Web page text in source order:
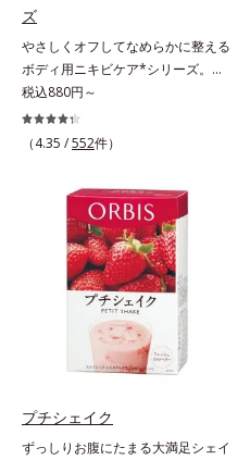
ズ
やさしくオフしてなめらかに整える
ボディ用ニキビケア*シリーズ。背
中や胸元は皮脂が多く、意外とニキ
ビのできやすい部分です。顔と背中
では皮膚の厚みが違うから、すべす
スではボディのニキビケア(*)のため
に、たっぷりの泡でやさしく洗う洗
浄料と、手軽にシュッとひと吹きで
きるスプレータイプのローションの
2ステップをご用意しています。洗
浄料もローションも、肌へのやさし
さに配慮した無油分・無香料・無着
色。清涼成分のメントール配合で、
* ニキビ・肌荒れを防ぐ
税込880円～
（4.35 /552件）
プチシェイク
ずっしりお腹にたまる大満足シェイ